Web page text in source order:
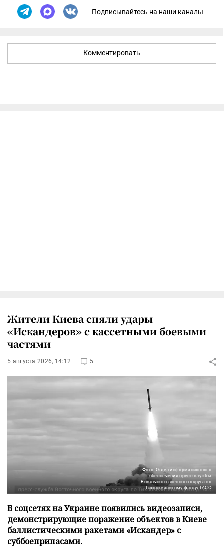
Подписывайтесь на наши каналы
Комментировать
Жители Киева сняли удары
«Искандеров» с кассетными боевыми
частями
5 августа 2026, 14:12 5
Фото: Отдел информационного
обеспечения пресс-службы
Восточного военного округа по
Тихоокеанскому флоту/ТАСС
В соцсетях на Украине появились видеозаписи,
демонстрирующие поражение объектов в Киеве
баллистическими ракетами «Искандер» с
суббоеприпасами.